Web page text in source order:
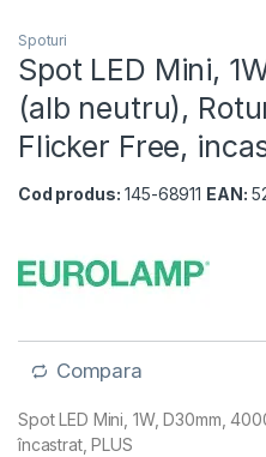
Spoturi
Spot LED Mini,
(alb neutru),
Flicker Free,
Cod produs: 145-68911 EAN:
Compara
Spot LED Mini, 1W, D30mm,
încastrat, PLUS